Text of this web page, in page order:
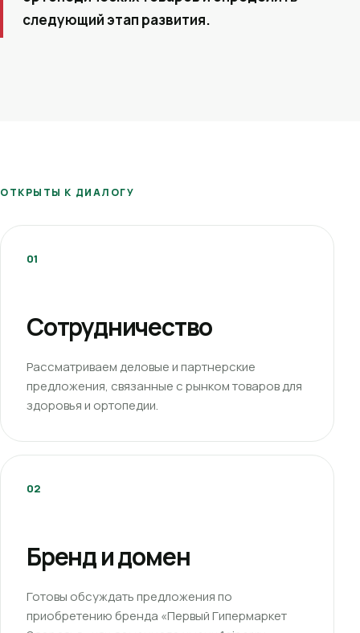
следующий этап развития.
ОТКРЫТЫ К ДИАЛОГУ
01
Сотрудничество
Рассматриваем деловые и партнерские
предложения, связанные с рынком товаров для
здоровья и ортопедии.
02
Бренд и домен
Готовы обсуждать предложения по
приобретению бренда «Первый Гипермаркет